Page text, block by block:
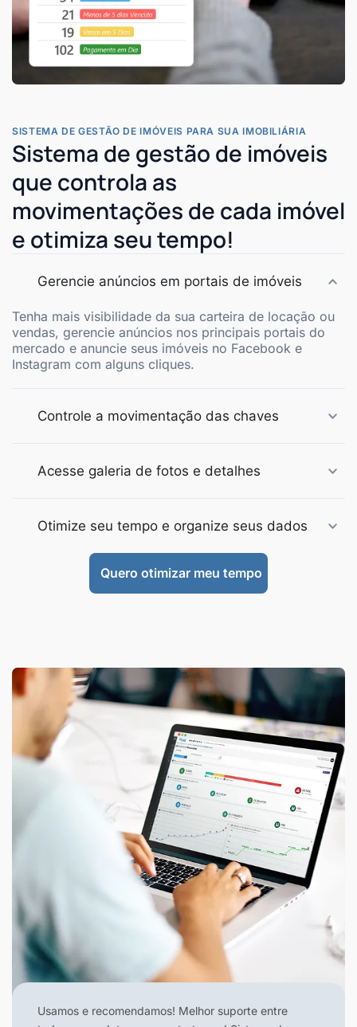
SISTEMA DE GESTÃO DE IMÓVEIS PARA SUA IMOBILIÁRIA
Sistema de gestão de imóveis
que controla as
movimentações de cada imóvel
e otimiza seu tempo!
Gerencie anúncios em portais de imóveis
Tenha mais visibilidade da sua carteira de locação ou
vendas, gerencie anúncios nos principais portais do
mercado e anuncie seus imóveis no Facebook e
Instagram com alguns cliques.
Controle a movimentação das chaves
Acesse galeria de fotos e detalhes
Otimize seu tempo e organize seus dados
Quero otimizar meu tempo
Usamos e recomendamos! Melhor suporte entre